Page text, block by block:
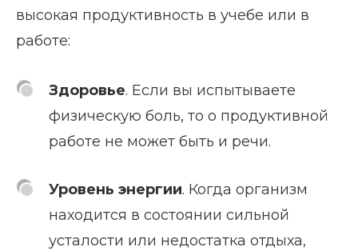
высокая продуктивность в учебе или в
работе:
Здоровье. Если вы испытываете
физическую боль, то о продуктивной
работе не может быть и речи.
Уровень энергии. Когда организм
находится в состоянии сильной
усталости или недостатка отдыха,